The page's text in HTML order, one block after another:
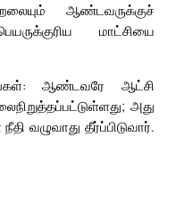
ஆண்டவருக்குச்
மாட்சியை
ஆண்டவரே ஆட்சி
அது
வழுவாது தீர்ப்பிடுவார்.